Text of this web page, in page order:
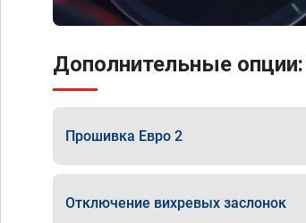
Дополнительные опции:
Прошивка Евро 2
Отключение вихревых заслонок